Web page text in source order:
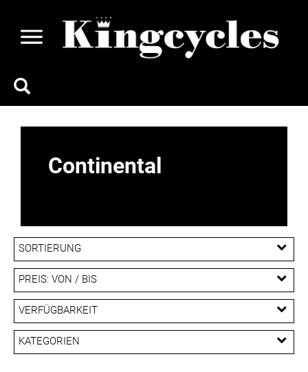
Continental
SORTIERUNG
PREIS: VON / BIS
EUR
EUR
PREISFILTER ANWENDEN
VERFÜGBARKEIT
KATEGORIEN